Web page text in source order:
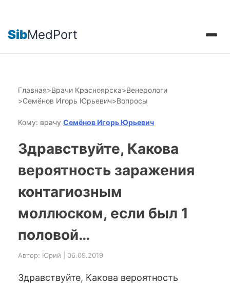
SibMedPort
Главная>Врачи Красноярска>Венерологи
>Семёнов Игорь Юрьевич>Вопросы
Кому: врачу Семёнов Игорь Юрьевич
Здравствуйте, Какова
вероятность заражения
контагиозным
моллюском, если был 1
половой…
Автор: Юрий | 06.09.2019
Здравствуйте, Какова вероятность